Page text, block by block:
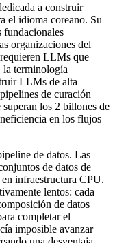
a construir
el idioma coreano. Su
fundacionales
organizaciones del
LLMs que
la terminología
LLMs de alta
de curación
superan los 2 billones de
en los flujos
de datos. Las
de datos de
infraestructura CPU.
lentos: cada
de datos
completar el
imposible avanzar